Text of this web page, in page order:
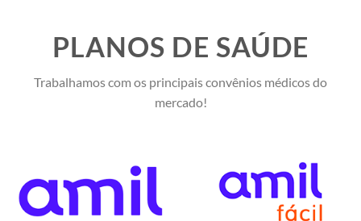
PLANOS DE SAÚDE
Trabalhamos com os principais convênios médicos do
mercado!